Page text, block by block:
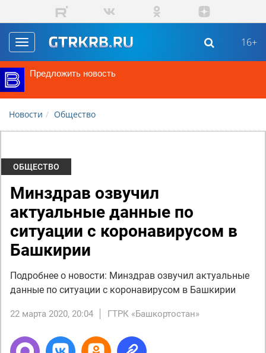
Перейти к основному содержанию
Toggle
navigation
16+
Предложить новость
Новости Общество
ОБЩЕСТВО
Минздрав озвучил
актуальные данные по
ситуации с коронавирусом в
Башкирии
Подробнее о новости: Минздрав озвучил актуальные
данные по ситуации с коронавирусом в Башкирии
22 марта 2020, 20:04 ГТРК «Башкортостан»